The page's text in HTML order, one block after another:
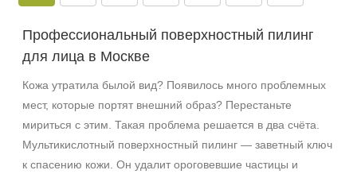
Профессиональный поверхностный пилинг
для лица в Москве
Кожа утратила былой вид? Появилось много проблемных
мест, которые портят внешний образ? Перестаньте
мириться с этим. Такая проблема решается в два счёта.
Мультикислотный поверхностный пилинг — заветный ключ
к спасению кожи. Он удалит ороговевшие частицы и